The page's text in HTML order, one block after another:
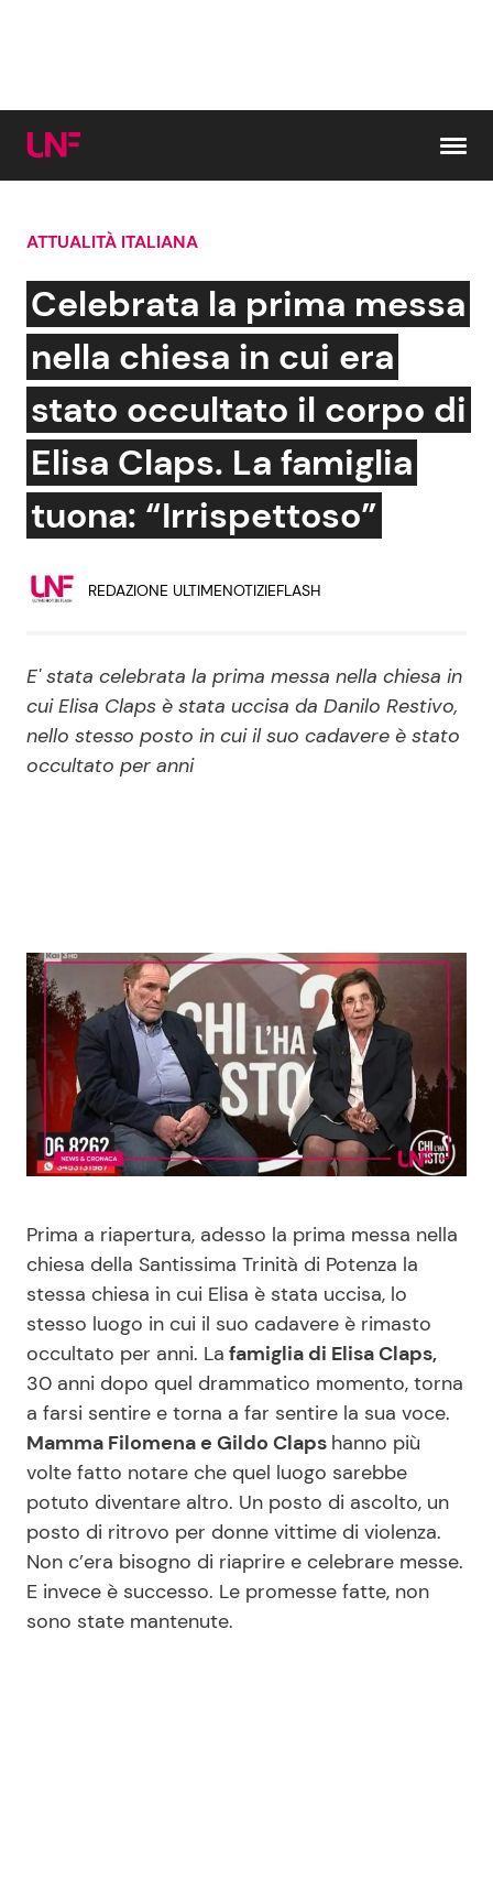
Cerca:
News e Cronaca
Attualità Italiana
Dal Mondo
Economia
Persone Scomparse
Gossip e TV
Bellezze VIP
Coppie VIP
Fiction e Serie TV
Soap Opera
ShowBiz
News Spettacolo
Benessere
Casa
Moda e Style
News benessere
Salute
Viaggi e Turismo
Festività
Cucina e Ricette
Consigli di Cucina
Dolci
Primi Piatti
Ricette Facili e Veloci
Ricette Feste
Ricette per Bambini
Seguici
ATTUALITÀ ITALIANA
Celebrata la prima messa
nella chiesa in cui era
stato occultato il corpo di
Elisa Claps. La famiglia
tuona: “Irrispettoso”
REDAZIONE ULTIMENOTIZIEFLASH
E' stata celebrata la prima messa nella chiesa in
cui Elisa Claps è stata uccisa da Danilo Restivo,
nello stesso posto in cui il suo cadavere è stato
occultato per anni
Prima a riapertura, adesso la prima messa nella
chiesa della Santissima Trinità di Potenza la
stessa chiesa in cui Elisa è stata uccisa, lo
stesso luogo in cui il suo cadavere è rimasto
occultato per anni. La famiglia di Elisa Claps,
30 anni dopo quel drammatico momento, torna
a farsi sentire e torna a far sentire la sua voce.
Mamma Filomena e Gildo Claps hanno più
volte fatto notare che quel luogo sarebbe
potuto diventare altro. Un posto di ascolto, un
posto di ritrovo per donne vittime di violenza.
Non c’era bisogno di riaprire e celebrare messe.
E invece è successo. Le promesse fatte, non
sono state mantenute.